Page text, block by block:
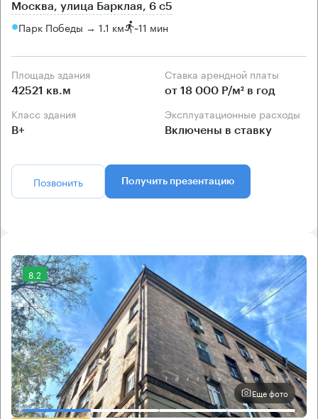
Москва, улица Барклая, 6 с5
Парк Победы → 1.1 км ~11 мин
Площадь здания
42521 кв.м
Ставка арендной платы
от 18 000 Р/м² в год
Класс здания
B+
Эксплуатационные расходы
Включены в ставку
Позвонить Получить презентацию
8.2
Еще фото